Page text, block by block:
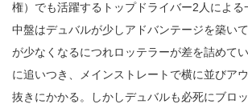
権）でも活躍するトップドライバー2人による
中盤はデュバルが少しアドバンテージを築い
が少なくなるにつれロッテラーが差を詰めて
に追いつき、メインストレートで横に並びア
抜きにかかる。しかしデュバルも必死にブロ